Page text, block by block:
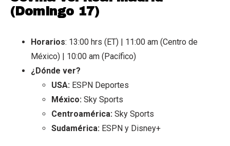
(Domingo 17)
Horarios: 13:00 hrs (ET) | 11:00 am (Centro de
México) | 10:00 am (Pacífico)
¿Dónde ver?
USA: ESPN Deportes
México: Sky Sports
Centroamérica: Sky Sports
Sudamérica: ESPN y Disney+